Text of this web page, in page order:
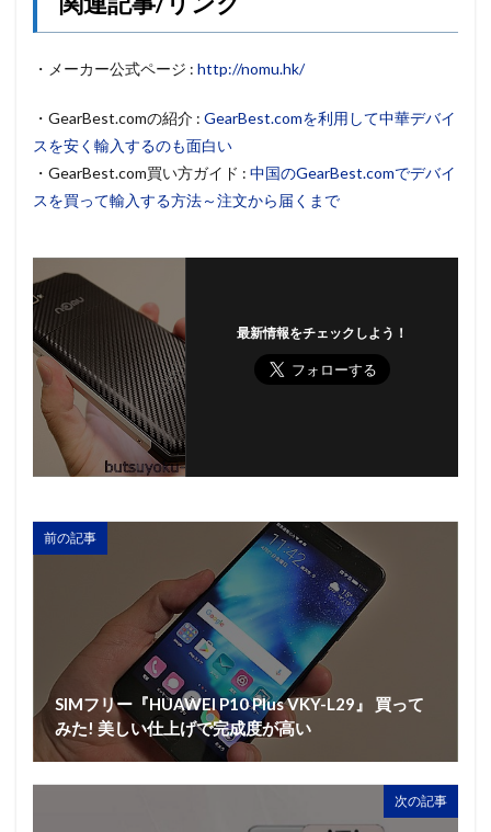
・メーカー公式ページ : http://nomu.hk/
・GearBest.comの紹介 : GearBest.comを利用して中華デバイ
スを安く輸入するのも面白い
・GearBest.com買い方ガイド : 中国のGearBest.comでデバイ
スを買って輸入する方法～注文から届くまで
最新情報をチェックしよう！
前の記事
SIMフリー『HUAWEI P10 Plus VKY-L29』 買って
みた! 美しい仕上げで完成度が高い
次の記事